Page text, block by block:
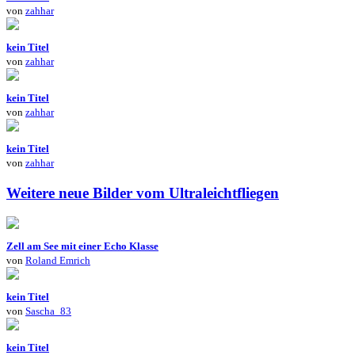
von zahhar
kein Titel
von zahhar
kein Titel
von zahhar
kein Titel
von zahhar
Weitere neue Bilder vom Ultraleichtfliegen
Zell am See mit einer Echo Klasse
von Roland Emrich
kein Titel
von Sascha_83
kein Titel